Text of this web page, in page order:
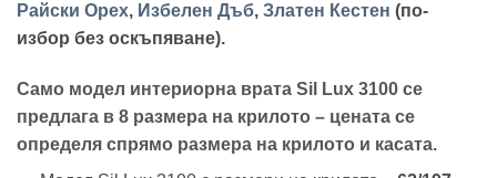
Райски Орех, Избелен Дъб, Златен Кестен (по-
избор без оскъпяване).
Само модел интериорна врата Sil Lux 3100 се
предлага в 8 размера на крилото – цената се
определя спрямо размера на крилото и касата.